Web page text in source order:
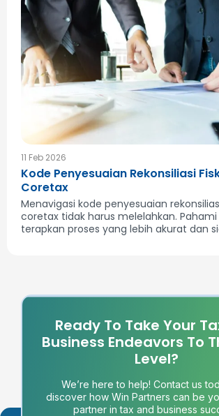
11 Feb 2026
Kode Penyesuaian Rekonsiliasi
Coretax
Menavigasi kode penyesuaian
coretax tidak harus melelahkan. Pahami
terapkan proses yang lebih akurat dan
Ready To Take Your
Business Endeavors To
Level?
We’re here to help! Contact us
discover how Win Partners can be
partner in tax and business